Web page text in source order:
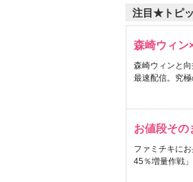
注目★トピ
森崎ウィン
森崎ウィンと
最速配信。究極
お値段その
ファミチキに
45％増量作戦